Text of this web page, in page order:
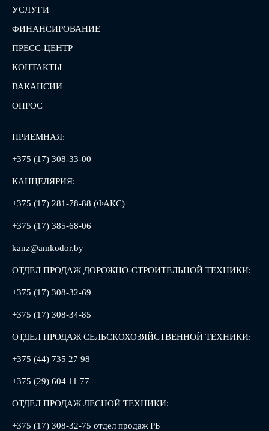
УСЛУГИ
ФИНАНСИРОВАНИЕ
ПРЕСС-ЦЕНТР
КОНТАКТЫ
ВАКАНСИИ
ОПРОС
ПРИЕМНАЯ:
+375 (17) 308-33-00
КАНЦЕЛЯРИЯ:
+375 (17) 281-78-88 (ФАКС)
+375 (17) 385-68-06
kanz@amkodor.by
ОТДЕЛ ПРОДАЖ ДОРОЖНО-СТРОИТЕЛЬНОЙ ТЕХНИКИ:
+375 (17) 308-32-69
+375 (17) 308-34-85
ОТДЕЛ ПРОДАЖ СЕЛЬСКОХОЗЯЙСТВЕННОЙ ТЕХНИКИ:
+375 (44) 735 27 98
+375 (29) 604 11 77
ОТДЕЛ ПРОДАЖ ЛЕСНОЙ ТЕХНИКИ:
+375 (17) 308-32-75 отдел продаж РБ